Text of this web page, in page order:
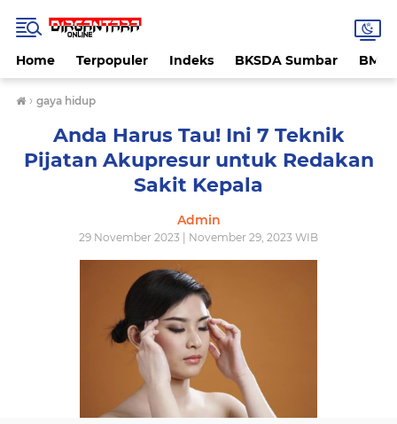
Home Terpopuler Indeks BKSDA Sumbar
› gaya hidup
Anda Harus Tau! Ini 7 Teknik
Pijatan Akupresur untuk Redakan
Sakit Kepala
Admin
29 November 2023 | November 29, 2023 WIB